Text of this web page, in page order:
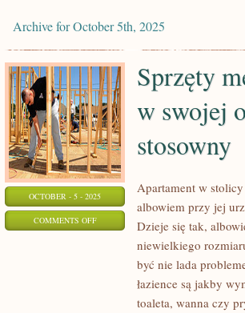
Archive for October 5th, 2025
OCTOBER - 5 - 2025
COMMENTS OFFON
ZAMÓWIENIE
Sprzęty
w swojej
stosowny
Apartament w
albowiem przy jej
Dzieje się tak,
niewielkiego
być nie lada
łazience są jakby
toaleta, wanna czy